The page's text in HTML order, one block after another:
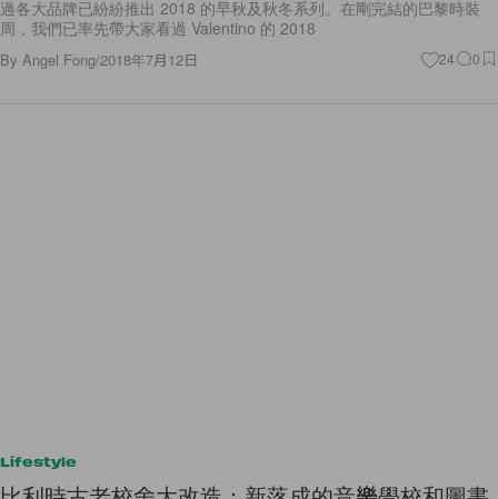
過各大品牌已紛紛推出 2018 的早秋及秋冬系列。在剛完結的巴黎時裝
周，我們已率先帶大家看過 Valentino 的 2018
By Angel Fong/2018年7月12日 24 0
Lifestyle